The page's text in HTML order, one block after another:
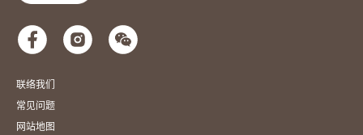
联络我们
常见问题
网站地图